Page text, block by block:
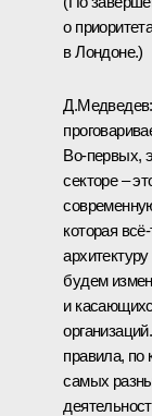
о
в Лондоне.)
Во‑первых,
секторе –
которая
будем
и
правила, по
самых